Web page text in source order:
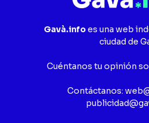
Gavà.infoes una web
ciudad de
Cuéntanos tu opinión
Contáctanos: